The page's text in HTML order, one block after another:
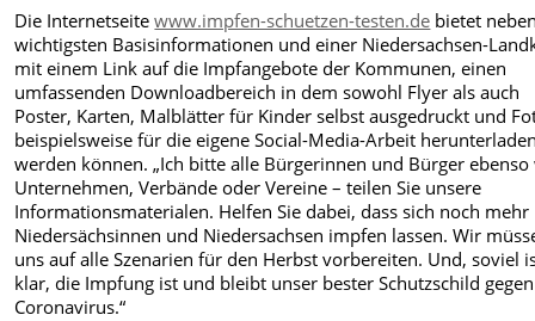
Die Internetseitewww.impfen-schuetzen-testen.de bietet
wichtigsten Basisinformationen und einer Niedersachsen-
mit einem Link auf die Impfangebote der Kommunen, einen
umfassenden Downloadbereich in dem sowohl Flyer als auch
Poster, Karten, Malblätter für Kinder selbst ausgedruckt und
beispielsweise für die eigene Social-Media-Arbeit
werden können. „Ich bitte alle Bürgerinnen und Bürger ebenso
Unternehmen, Verbände oder Vereine – teilen Sie unsere
Informationsmaterialen. Helfen Sie dabei, dass sich noch mehr
Niedersächsinnen und Niedersachsen impfen lassen. Wir
uns auf alle Szenarien für den Herbst vorbereiten. Und, soviel
klar, die Impfung ist und bleibt unser bester Schutzschild
Coronavirus.“